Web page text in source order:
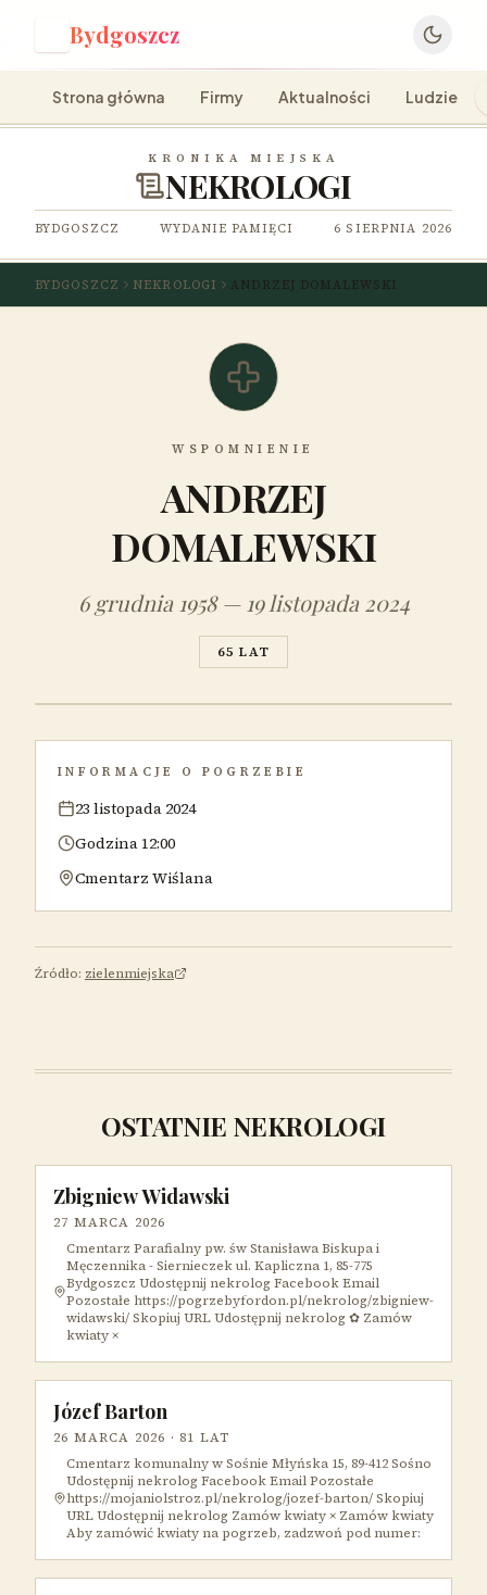
Bydgoszcz
Strona główna Firmy Aktualności Ludzie
KRONIKA MIEJSKA
NEKROLOGI
BYDGOSZCZ WYDANIE PAMIĘCI 6 SIERPNIA 2026
BYDGOSZCZ NEKROLOGI ANDRZEJ DOMALEWSKI
WSPOMNIENIE
ANDRZEJ
DOMALEWSKI
6 grudnia 1958 — 19 listopada 2024
65 LAT
INFORMACJE O POGRZEBIE
23 listopada 2024
Godzina 12:00
Cmentarz Wiślana
Źródło: zielenmiejska
OSTATNIE NEKROLOGI
Zbigniew Widawski
27 MARCA 2026
Cmentarz Parafialny pw. św Stanisława Biskupa i
Męczennika - Siernieczek ul. Kapliczna 1, 85-775
Bydgoszcz Udostępnij nekrolog Facebook Email
Pozostałe https://pogrzebyfordon.pl/nekrolog/zbigniew-
widawski/ Skopiuj URL Udostępnij nekrolog ✿ Zamów
kwiaty ×
Józef Barton
26 MARCA 2026 · 81 LAT
Cmentarz komunalny w Sośnie Młyńska 15, 89-412 Sośno
Udostępnij nekrolog Facebook Email Pozostałe
https://mojaniolstroz.pl/nekrolog/jozef-barton/ Skopiuj
URL Udostępnij nekrolog Zamów kwiaty × Zamów kwiaty
Aby zamówić kwiaty na pogrzeb, zadzwoń pod numer: